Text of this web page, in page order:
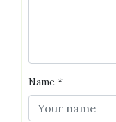
Name *